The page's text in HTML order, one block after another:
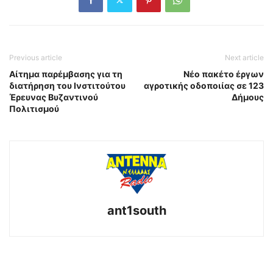
Previous article
Αίτημα παρέμβασης για τη
διατήρηση του Ινστιτούτου
Έρευνας Βυζαντινού
Πολιτισμού
Next article
Νέο πακέτο έργων
αγροτικής οδοποιίας σε 123
Δήμους
ant1south